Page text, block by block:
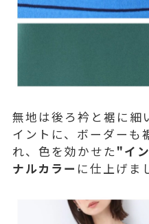
無地は後ろ衿と裾に細
イントに、ボーダーも
れ、色を効かせた"イ
ナルカラー に仕上げま